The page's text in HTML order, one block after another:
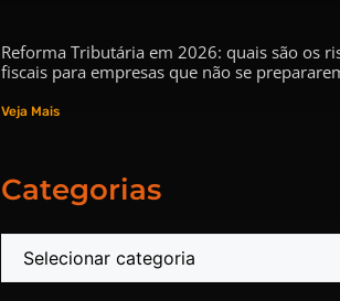
Reforma Tributária em 2026: quais são os
fiscais para empresas que não se
Veja Mais
Categorias